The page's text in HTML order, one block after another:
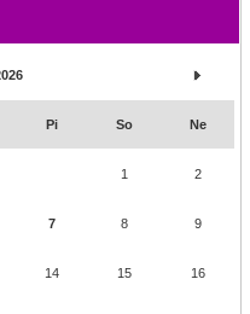
Pi So Ne
1 2
7 8 9
14 15 16